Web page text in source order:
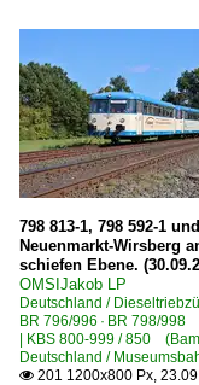
798 813-1, 798 592-1
Neuenmarkt-Wirsberg
schiefen Ebene.
OMSIJakob LP
Deutschland /
BR 796/996 · BR 798/
| KBS 800-999 / 850
Deutschland /
 201 1200x800 Px,